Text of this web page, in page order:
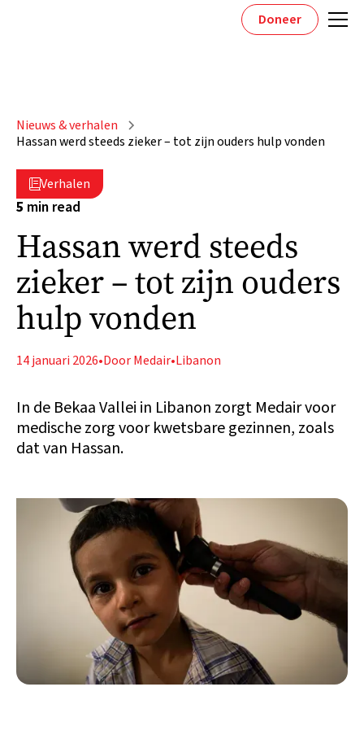
Doneer
Nieuws & verhalen
Hassan werd steeds zieker – tot zijn ouders hulp vonden
Verhalen
5 min read
Hassan werd steeds
zieker – tot zijn ouders
hulp vonden
14 januari 2026•Door Medair•Libanon
In de Bekaa Vallei in Libanon zorgt Medair voor
medische zorg voor kwetsbare gezinnen, zoals
dat van Hassan.